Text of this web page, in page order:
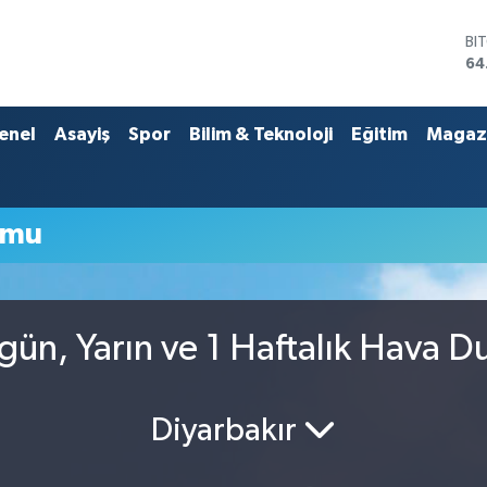
Asayiş Spor Bilim & Teknoloji Eğitim
Yarın ve 1 Haftalık Hava
Diyarbakır